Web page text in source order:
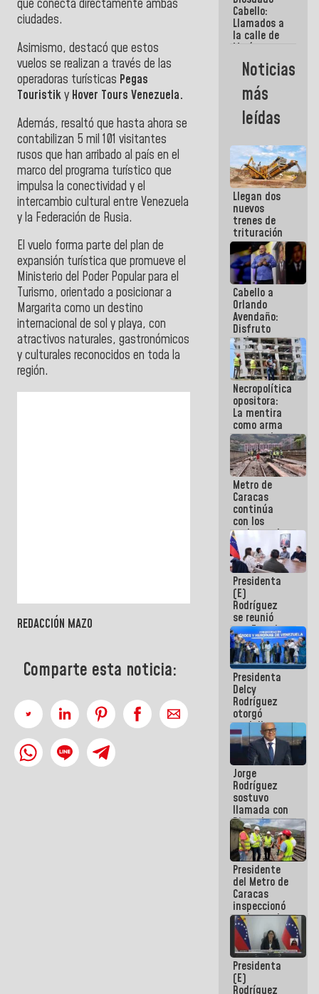
que conecta directamente ambas
ciudades.
Asimismo, destacó que estos
vuelos se realizan a través de las
operadoras turísticas Pegas
Touristiky Hover Tours Venezuela.
Además, resaltó que hasta ahora se
contabilizan 5 mil 101 visitantes
rusos que han arribado al país en el
marco del programa turístico que
impulsa la conectividad y el
intercambio cultural entre Venezuela
y la Federación de Rusia.
El vuelo forma parte del plan de
expansión turística que promueve el
Ministerio del Poder Popular para el
Turismo, orientado a posicionar a
Margarita como un destino
internacional de sol y playa, con
atractivos naturales, gastronómicos
y culturales reconocidos en toda la
región.
REDACCIÓN MAZO
Comparte esta noticia:
a salvar en
La Guaira?
Cabello:
Llamados a
la calle de
María
Machado se
estrellaron
de frente
contra el
Pueblo
Noticias
más
leídas
Llegan dos
nuevos
trenes de
trituración
para
optimizar
manejo de
escombros
en La Guaira
Cabello a
Orlando
Avendaño:
Disfruto
cada vez
que escribes
porque lo
que haces
es
embarrarla
Necropolítica
opositora:
La mentira
como arma
contra el
Pueblo
Metro de
Caracas
continúa
con los
trabajos de
mantenimiento
e inspección
en la Línea 2
Presidenta
(E)
Rodríguez
se reunió
con Estado
Mayor
Eléctrico
para
abordar
planes de
acción
Presidenta
Delcy
Rodríguez
otorgó
medalla
"Héroe de
Venezuela"
a servidores
públicos
Jorge
Rodríguez
sostuvo
llamada con
Dinorah
Figuera y
acuerdan
primer
encuentro
presencial
para el
diálogo
Presidente
del Metro de
Caracas
inspeccionó
trabajos de
rehabilitación
y
modernización
de la vía
férrea
Presidenta
(E)
Rodríguez